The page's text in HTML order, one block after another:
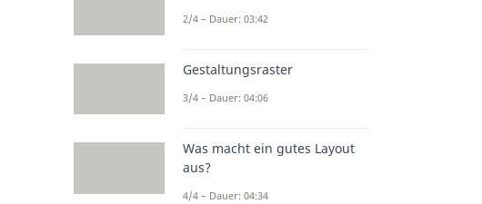
2/4 – Dauer: 03:42
Gestaltungsraster
3/4 – Dauer: 04:06
Was macht ein gutes Layout
aus?
4/4 – Dauer: 04:34